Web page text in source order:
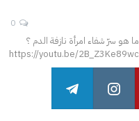
ما هو سرّ شفاء امرأة نازفة الدم ؟
https://youtu.be/2B_Z3Ke89wc